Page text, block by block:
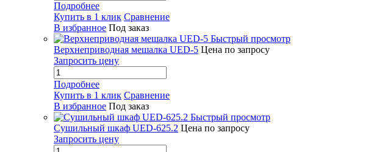
Подробнее
Купить в 1 клик Сравнение
В избранное Под заказ
Быстрый просмотр
Верхнеприводная мешалка UED-5 Цена по запросу
Запросить цену
Подробнее
Купить в 1 клик Сравнение
В избранное Под заказ
Быстрый просмотр
Сушильный шкаф UED-625.2 Цена по запросу
Запросить цену